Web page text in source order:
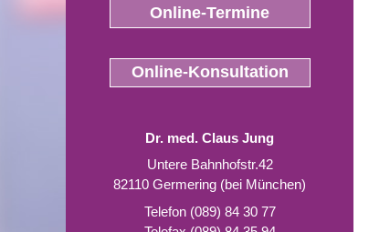
Online-Termine
Online-Konsultation
Dr. med. Claus Jung
Untere Bahnhofstr.42
82110 Germering (bei München)
Telefon (089) 84 30 77